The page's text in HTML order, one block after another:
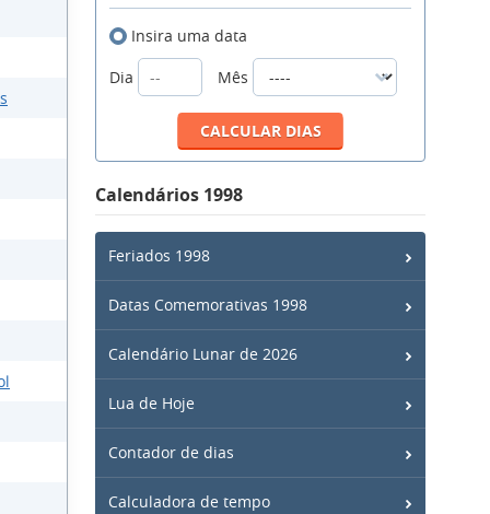
Insira uma data
Dia
Mês
Calendários 1998
Feriados 1998
Datas Comemorativas 1998
Calendário Lunar de 2026
Lua de Hoje
Contador de dias
Calculadora de tempo